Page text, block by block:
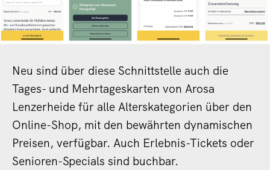
Neu sind über diese Schnittstelle auch die
Tages- und Mehrtageskarten von Arosa
Lenzerheide für alle Alterskategorien über den
Online-Shop, mit den bewährten dynamischen
Preisen, verfügbar. Auch Erlebnis-Tickets oder
Senioren-Specials sind buchbar.